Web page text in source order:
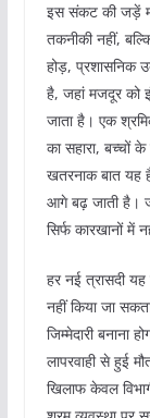
इस संकट की जड़ें
तकनीकी नहीं,
होड़, प्रशासनिक
है, जहां मजदूर को
जाता है। एक
का सहारा, बच्चों
खतरनाक बात यह
आगे बढ़ जाती है।
सिर्फ कारखानों में
हर नई त्रासदी
नहीं किया जा
जिम्मेदारी बनाना
लापरवाही से हुई
खिलाफ केवल